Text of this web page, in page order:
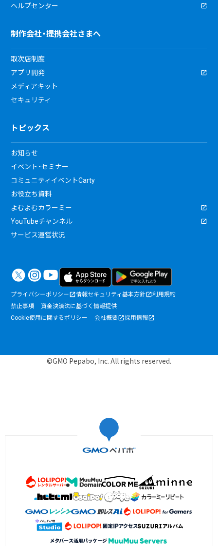
ヘルプセンター
制作会社・提携会社さまへ
取次店制度
アプリ開発
メディアキット
セキュリティ
トピックス
お知らせ
イベント・セミナー
コミュニティイベントCarty
お役立ち資料
よむよむカラーミー
YouTubeチャンネル
サービス運営状況
プライバシーポリシー 情報セキュリティ基本方針
利用規約
禁止事項
資金決済法に基づく情報提供
Cookie使用に関するポリシー
会社概要 採用情報
©GMO Pepabo, Inc. All rights reserved.